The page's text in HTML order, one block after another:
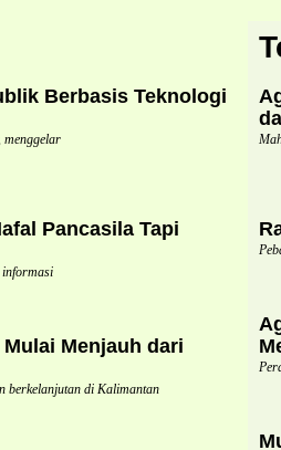
Berbasis Teknologi
Pancasila Tapi
informasi
Menjauh dari
berkelanjutan di Kalimantan